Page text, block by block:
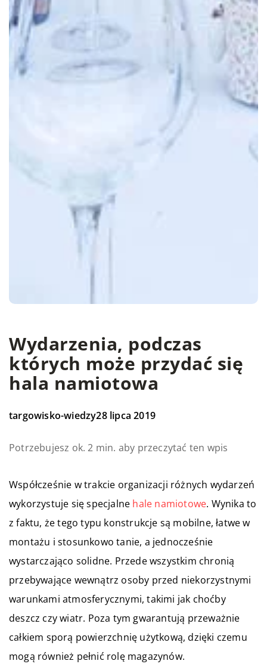
Wydarzenia, podczas
których może przydać się
hala namiotowa
targowisko-wiedzy28 lipca 2019
Potrzebujesz ok. 2 min. aby przeczytać ten wpis
Współcześnie w trakcie organizacji różnych wydarzeń
wykorzystuje się specjalne hale namiotowe. Wynika to
z faktu, że tego typu konstrukcje są mobilne, łatwe w
montażu i stosunkowo tanie, a jednocześnie
wystarczająco solidne. Przede wszystkim chronią
przebywające wewnątrz osoby przed niekorzystnymi
warunkami atmosferycznymi, takimi jak choćby
deszcz czy wiatr. Poza tym gwarantują przeważnie
całkiem sporą powierzchnię użytkową, dzięki czemu
mogą również pełnić rolę magazynów.